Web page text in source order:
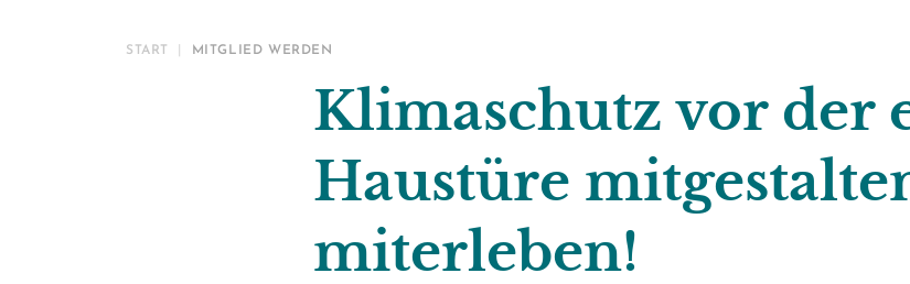
START MITGLIED WERDEN
Klimaschutz vor der
Haustüre
miterleben!